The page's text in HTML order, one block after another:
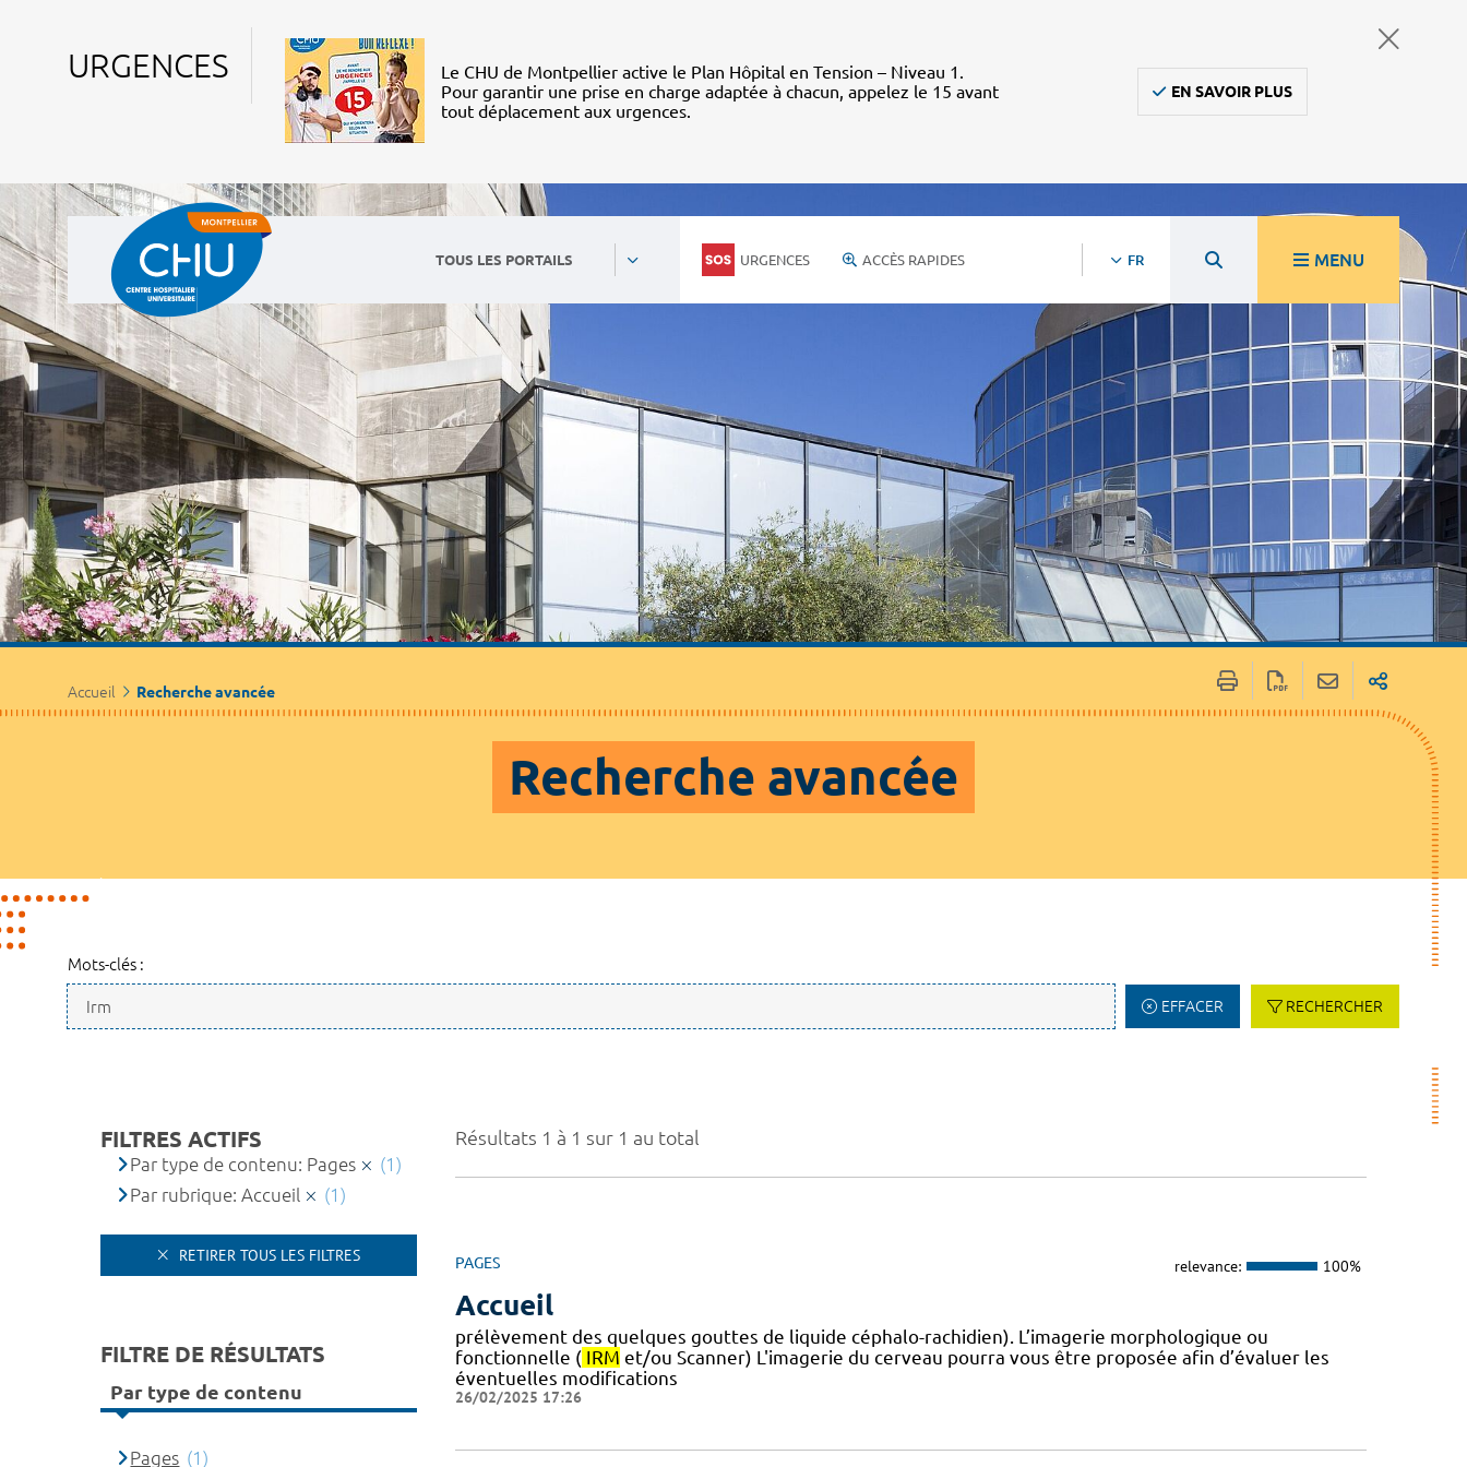
URGENCES
Le CHU de Montpellier active le Plan Hôpital en Tension – Niveau 1.
Pour garantir une prise en charge adaptée à chacun, appelez le 15 avant
tout déplacement aux urgences.
EN SAVOIR PLUS
TOUS LES PORTAILS URGENCES ACCÈS RAPIDES FR MENU
Accueil Recherche avancée
Recherche avancée
Mots-clés :
EFFACER RECHERCHER
Résultats 1 à 1 sur 1 au total
PAGES relevance: 100%
Accueil
prélèvement des quelques gouttes de liquide céphalo-rachidien). L’imagerie morphologique ou
fonctionnelle ( IRM et/ou Scanner) L'imagerie du cerveau pourra vous être proposée afin d’évaluer les
éventuelles modifications
26/02/2025 17:26
FILTRES ACTIFS
Par type de contenu: Pages
(1)
Par rubrique: Accueil
(1)
RETIRER TOUS LES FILTRES
FILTRE DE RÉSULTATS
Par type de contenu
Pages (1)